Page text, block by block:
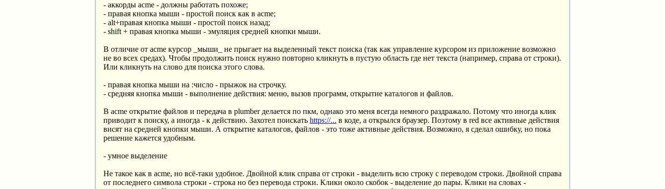
- аккорды acme - должны работать похоже;
- правая кнопка мыши - простой поиск как в acme;
- alt+правая кнопка мыши - простой поиск назад;
- shift + правая кнопка мыши - эмуляция средней кнопки мыши.
В отличие от acme курсор _мыши_ не прыгает на выделенный текст поиска (так как управление курсором из приложение возможно
не во всех средах). Чтобы продолжить поиск нужно повторно кликнуть в пустую область где нет текста (например, справа от строки).
Или кликнуть на слово для поиска этого слова.
- правая кнопка мыши на :число - прыжок на строчку.
- средняя кнопка мыши - выполнение действия: меню, вызов программ, открытие каталогов и файлов.
В acme открытие файлов и передача в plumber делается по пкм, однако это меня всегда немного раздражало. Потому что иногда клик
приводит к поиску, а иногда - к действию. Захотел поискать https://... в коде, а открылся браузер. Поэтому в red все активные действия
висят на средней кнопки мыши. А открытие каталогов, файлов - это тоже активные действия. Возможно, я сделал ошибку, но пока
решение кажется удобным.
- умное выделение
Не такое как в acme, но всё-таки удобное. Двойной клик справа от строки - выделить всю строку с переводом строки. Двойной справа
от последнего символа строки - строка но без перевода строки. Клики около скобок - выделение до пары. Клики на словах -